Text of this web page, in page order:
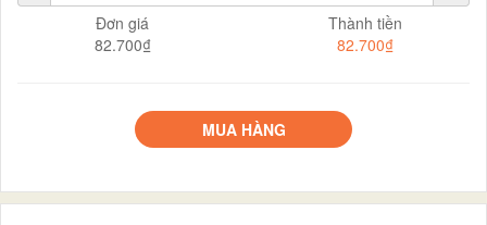
Đơn giá
82.700₫
Thành tiền
82.700₫
MUA HÀNG